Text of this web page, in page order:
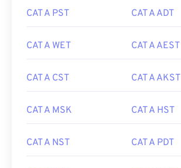
CAT A PST CAT A ADT
CAT A WET CAT A AEST
CAT A CST CAT A AKST
CAT A MSK CAT A HST
CAT A NST CAT A PDT